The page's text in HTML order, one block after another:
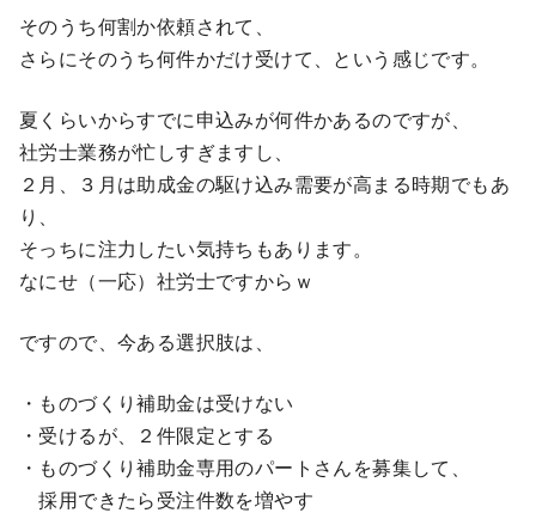
そのうち何割か依頼されて、
さらにそのうち何件かだけ受けて、という感じです。
夏くらいからすでに申込みが何件かあるのですが、
社労士業務が忙しすぎますし、
２月、３月は助成金の駆け込み需要が高まる時期でもあ
り、
そっちに注力したい気持ちもあります。
なにせ（一応）社労士ですからｗ
ですので、今ある選択肢は、
・ものづくり補助金は受けない
・受けるが、２件限定とする
・ものづくり補助金専用のパートさんを募集して、
採用できたら受注件数を増やす